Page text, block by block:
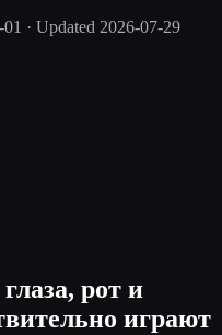
· Updated 2026-07-29
рот и
играют